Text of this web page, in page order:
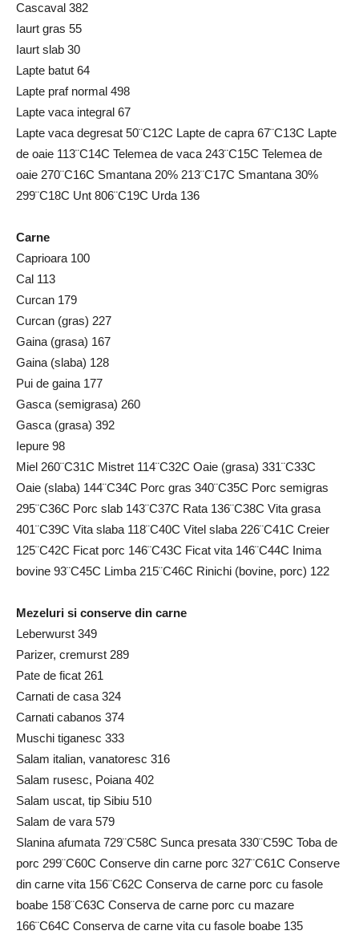
Cascaval 382
Iaurt gras 55
Iaurt slab 30
Lapte batut 64
Lapte praf normal 498
Lapte vaca integral 67
Lapte vaca degresat 50¨C12C Lapte de capra 67¨C13C Lapte
de oaie 113¨C14C Telemea de vaca 243¨C15C Telemea de
oaie 270¨C16C Smantana 20% 213¨C17C Smantana 30%
299¨C18C Unt 806¨C19C Urda 136
Carne
Caprioara 100
Cal 113
Curcan 179
Curcan (gras) 227
Gaina (grasa) 167
Gaina (slaba) 128
Pui de gaina 177
Gasca (semigrasa) 260
Gasca (grasa) 392
Iepure 98
Miel 260¨C31C Mistret 114¨C32C Oaie (grasa) 331¨C33C
Oaie (slaba) 144¨C34C Porc gras 340¨C35C Porc semigras
295¨C36C Porc slab 143¨C37C Rata 136¨C38C Vita grasa
401¨C39C Vita slaba 118¨C40C Vitel slaba 226¨C41C Creier
125¨C42C Ficat porc 146¨C43C Ficat vita 146¨C44C Inima
bovine 93¨C45C Limba 215¨C46C Rinichi (bovine, porc) 122
Mezeluri si conserve din carne
Leberwurst 349
Parizer, cremurst 289
Pate de ficat 261
Carnati de casa 324
Carnati cabanos 374
Muschi tiganesc 333
Salam italian, vanatoresc 316
Salam rusesc, Poiana 402
Salam uscat, tip Sibiu 510
Salam de vara 579
Slanina afumata 729¨C58C Sunca presata 330¨C59C Toba de
porc 299¨C60C Conserve din carne porc 327¨C61C Conserve
din carne vita 156¨C62C Conserva de carne porc cu fasole
boabe 158¨C63C Conserva de carne porc cu mazare
166¨C64C Conserva de carne vita cu fasole boabe 135